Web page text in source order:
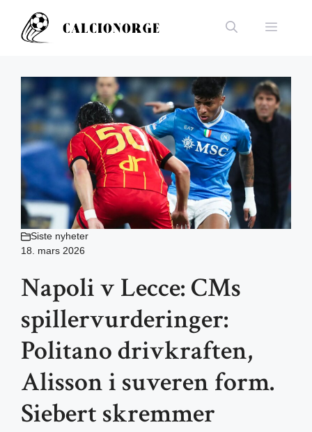
innhold
Meny
Siste nyheter
18. mars 2026
Napoli v Lecce: CMs
spillervurderinger:
Politano drivkraften,
Alisson i suveren form.
Siebert skremmer